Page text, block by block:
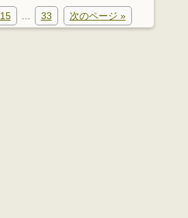
15 … 33 次のページ »